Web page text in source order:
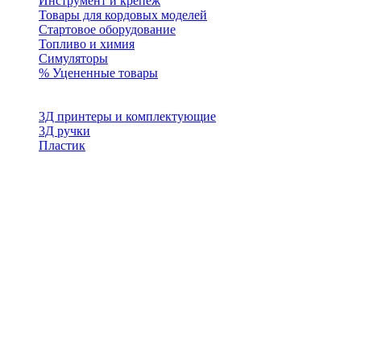
Товары для кордовых моделей
Стартовое оборудование
Топливо и химия
Симуляторы
% Уцененные товары
3Д принтеры и комплектующие
3Д ручки
Пластик